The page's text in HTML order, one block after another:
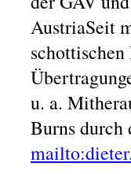
AustriaSeit
u. a.
Burns durch